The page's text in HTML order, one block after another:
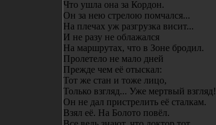
Что ушла она за Кордон.
Он за нею стрелою помчался...
На плечах уж разгрузка висит...
И не разу не облажался
На маршрутах, что в Зоне бродил.
Пролетело не мало дней
Прежде чем её отыскал:
Тот же стан и тоже лицо,
Только взгляд... Уже мертвый взгляд!
Он не дал пристрелить её сталкам.
Взял её. На Болото повёл.